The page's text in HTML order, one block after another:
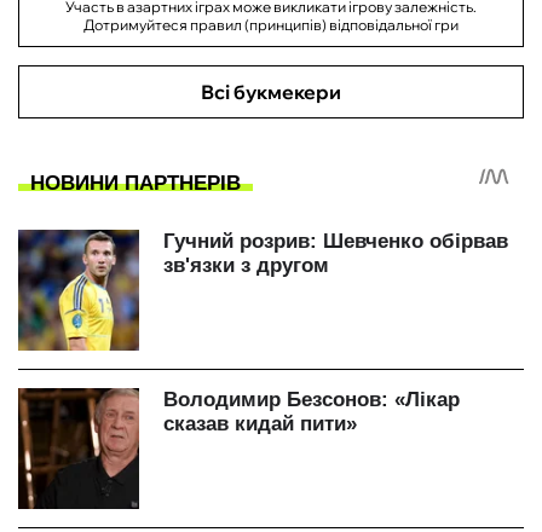
Участь в азартних іграх може викликати ігрову залежність.
Дотримуйтеся правил (принципів) відповідальної гри
Всі букмекери